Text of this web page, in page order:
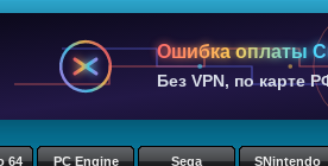
Ошибка оплаты
Без VPN, по карте
64 PC Engine Sega SNintendo